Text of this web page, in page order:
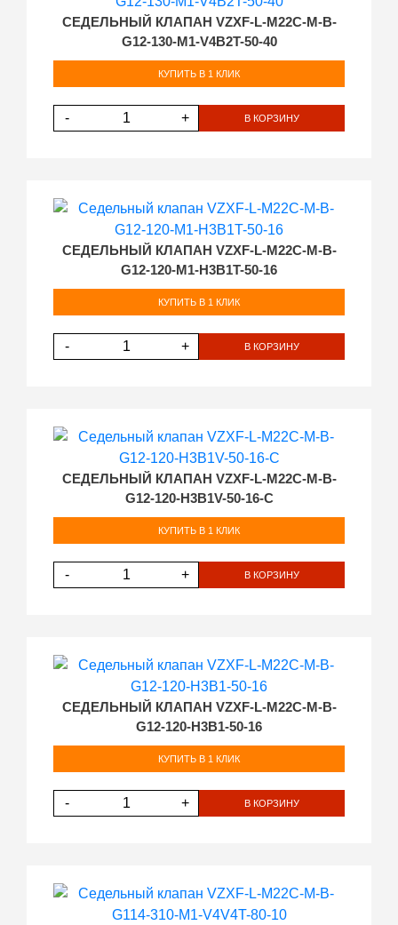
СЕДЕЛЬНЫЙ КЛАПАН VZXF-L-M22C-M-B-
G12-130-M1-V4B2T-50-40
КУПИТЬ В 1 КЛИК
- + В КОРЗИНУ
СЕДЕЛЬНЫЙ КЛАПАН VZXF-L-M22C-M-B-
G12-120-M1-H3B1T-50-16
КУПИТЬ В 1 КЛИК
- + В КОРЗИНУ
СЕДЕЛЬНЫЙ КЛАПАН VZXF-L-M22C-M-B-
G12-120-H3B1V-50-16-C
КУПИТЬ В 1 КЛИК
- + В КОРЗИНУ
СЕДЕЛЬНЫЙ КЛАПАН VZXF-L-M22C-M-B-
G12-120-H3B1-50-16
КУПИТЬ В 1 КЛИК
- + В КОРЗИНУ